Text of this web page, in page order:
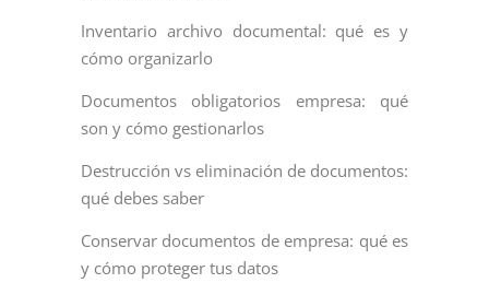
Inventario archivo documental: qué es y
cómo organizarlo
Documentos obligatorios empresa: qué
son y cómo gestionarlos
Destrucción vs eliminación de documentos:
qué debes saber
Conservar documentos de empresa: qué es
y cómo proteger tus datos